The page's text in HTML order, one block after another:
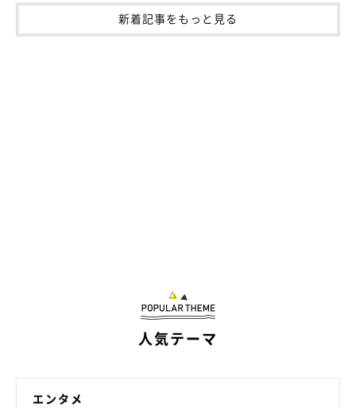
新着記事をもっと見る
人気テーマ
エンタメ